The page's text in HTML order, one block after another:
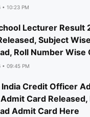
10:23 PM
Lecturer Result
Subject
Roll Number Wise
• 09:45 PM
India Credit Officer
Card Released,
Admit Card Here